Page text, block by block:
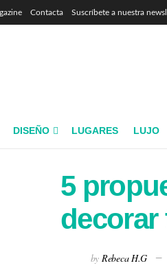
Contacta Suscríbete a nuestra
DISEÑO LUGARES LUJO
5
decorar
by Rebeca H.G